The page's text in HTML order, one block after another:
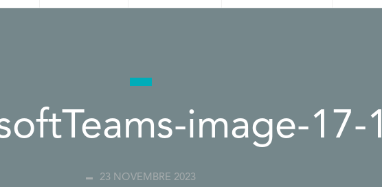
image-17-1
23 NOVEMBRE 2023